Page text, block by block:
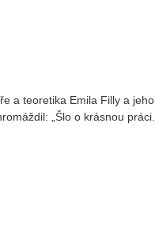
a teoretika Emila Filly a jeho
„Šlo o krásnou práci.